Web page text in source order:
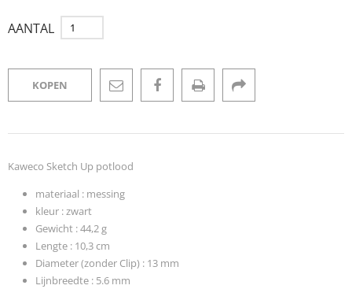
AANTAL
KOPEN
Kaweco Sketch Up potlood
materiaal : messing
kleur : zwart
Gewicht :44,2g
Lengte : 10,3 cm
Diameter (zonder Clip) : 13 mm
Lijnbreedte : 5.6 mm